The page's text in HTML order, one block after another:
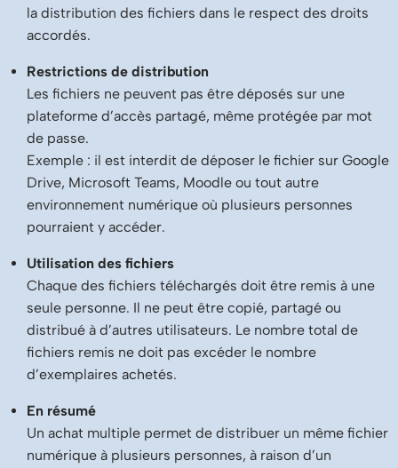
la distribution des fichiers dans le respect des droits
accordés.
Restrictions de distribution
Les fichiers ne peuvent pas être déposés sur une
plateforme d’accès partagé, même protégée par mot
de passe.
Exemple : il est interdit de déposer le fichier sur Google
Drive, Microsoft Teams, Moodle ou tout autre
environnement numérique où plusieurs personnes
pourraient y accéder.
Utilisation des fichiers
Chaque des fichiers téléchargés doit être remis à une
seule personne. Il ne peut être copié, partagé ou
distribué à d’autres utilisateurs. Le nombre total de
fichiers remis ne doit pas excéder le nombre
d’exemplaires achetés.
En résumé
Un achat multiple permet de distribuer un même fichier
numérique à plusieurs personnes, à raison d’un